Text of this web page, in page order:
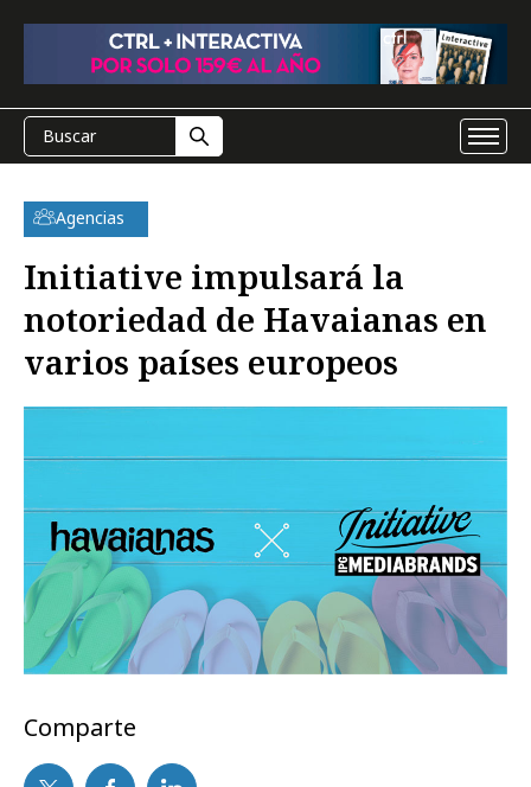
Agencias
Initiative impulsará la
notoriedad de Havaianas en
varios países europeos
Comparte